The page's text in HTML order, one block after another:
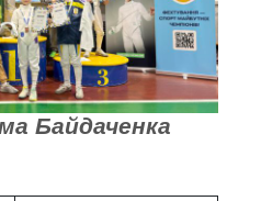
Байдаченка